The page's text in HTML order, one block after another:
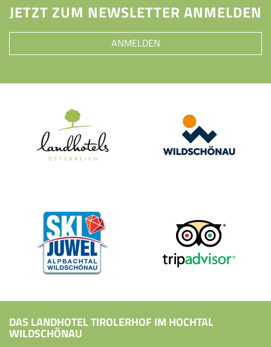
JETZT ZUM NEWSLETTER ANMELDEN
ANMELDEN
DAS LANDHOTEL TIROLERHOF IM HOCHTAL
WILDSCHÖNAU